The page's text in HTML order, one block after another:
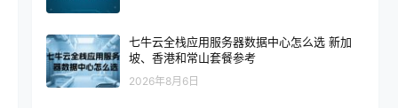
七牛云全栈应用服务器数据中心怎么选 新加
坡、香港和常山套餐参考
2026年8月6日